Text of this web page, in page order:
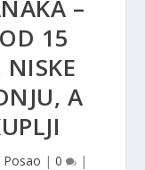
–
15
NISKE
A
Posao | 0 |